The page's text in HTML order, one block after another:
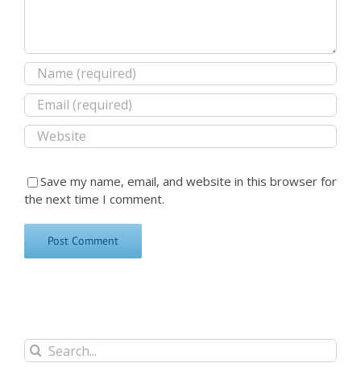
Save my name, email, and website in this browser for
the next time I comment.
Search
for: